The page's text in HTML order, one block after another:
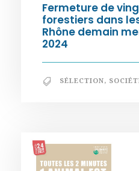
Fermeture de
forestiers dans
Rhône demain
2024
SÉLECTION,